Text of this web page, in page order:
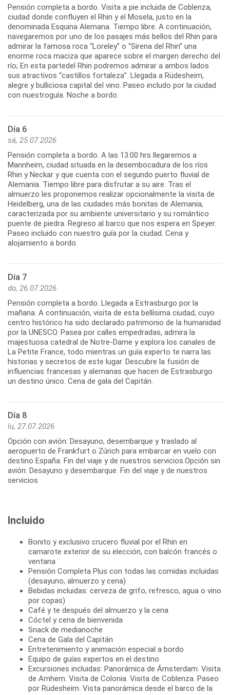
Pensión completa a bordo. Visita a pie incluida de Coblenza,
ciudad donde confluyen el Rhin y el Mosela, justo en la
denominada Esquina Alemana. Tiempo libre. A continuación,
navegaremos por uno de los pasajes más bellos del Rhin para
admirar la famosa roca “Loreley” o “Sirena del Rhin” una
enorme roca maciza que aparece sobre el margen derecho del
río; En esta partedel Rhin podremos admirar a ambos lados
sus atractivos “castillos fortaleza”. Llegada a Rüdesheim,
alegre y bulliciosa capital del vino. Paseo includo por la ciudad
con nuestroguía. Noche a bordo.
Día 6
sá, 25.07.2026
Pensión completa a bordo. A las 13:00 hrs llegaremos a
Mannheim, ciudad situada en la desembocadura de los ríos
Rhin y Neckar y que cuenta con el segundo puerto fluvial de
Alemania. Tiempo libre para disfrutar a su aire. Tras el
almuerzo les proponemos realizar opcionalmente la visita de
Heidelberg, una de las ciudades más bonitas de Alemania,
caracterizada por su ambiente universitario y su romántico
puente de piedra. Regreso al barco que nos espera en Speyer.
Paseo incluido con nuestro guía por la ciudad. Cena y
alojamiento a bordo.
Día 7
do, 26.07.2026
Pensión completa a bordo. Llegada a Estrasburgo por la
mañana. A continuación, visita de esta bellísima ciudad, cuyo
centro histórico ha sido declarado patrimonio de la humanidad
por la UNESCO. Pasea por calles empedradas, admira la
majestuosa catedral de Notre-Dame y explora los canales de
La Petite France, todo mientras un guía experto te narra las
historias y secretos de este lugar. Descubre la fusión de
influencias francesas y alemanas que hacen de Estrasburgo
un destino único. Cena de gala del Capitán.
Día 8
lu, 27.07.2026
Opción con avión: Desayuno, desembarque y traslado al
aeropuerto de Frankfurt o Zúrich para embarcar en vuelo con
destino España. Fin del viaje y de nuestros servicios.Opción sin
avión: Desayuno y desembarque. Fin del viaje y de nuestros
servicios
Incluido
Bonito y exclusivo crucero fluvial por el Rhin en
camarote exterior de su elección, con balcón francés o
ventana
Pensión Completa Plus con todas las comidas incluidas
(desayuno, almuerzo y cena)
Bebidas incluidas: cerveza de grifo, refresco, agua o vino
por copas)
Café y te después del almuerzo y la cena
Cóctel y cena de bienvenida
Snack de medianoche
Cena de Gala del Capitán
Entretenimiento y animación especial a bordo
Equipo de guías expertos en el destino
Excursiones incluidas: Panorámica de Ámsterdam. Visita
de Arnhem. Visita de Colonia. Visita de Coblenza. Paseo
por Rüdesheim. Vista panorámica desde el barco de la